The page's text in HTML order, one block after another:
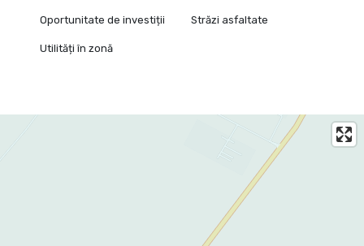
Oportunitate de investiții Străzi asfaltate
Utilități în zonă